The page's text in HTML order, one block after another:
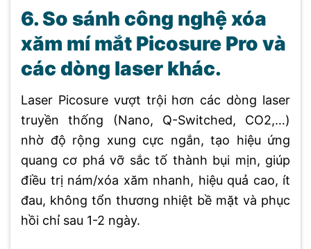
6. So sánh công nghệ xóa
xăm mí mắt Picosure Pro và
các dòng laser khác.
Laser Picosure vượt trội hơn các dòng laser
truyền thống (Nano, Q-Switched, CO2,…)
nhờ độ rộng xung cực ngắn, tạo hiệu ứng
quang cơ phá vỡ sắc tố thành bụi mịn, giúp
điều trị nám/xóa xăm nhanh, hiệu quả cao, ít
đau, không tổn thương nhiệt bề mặt và phục
hồi chỉ sau 1-2 ngày.